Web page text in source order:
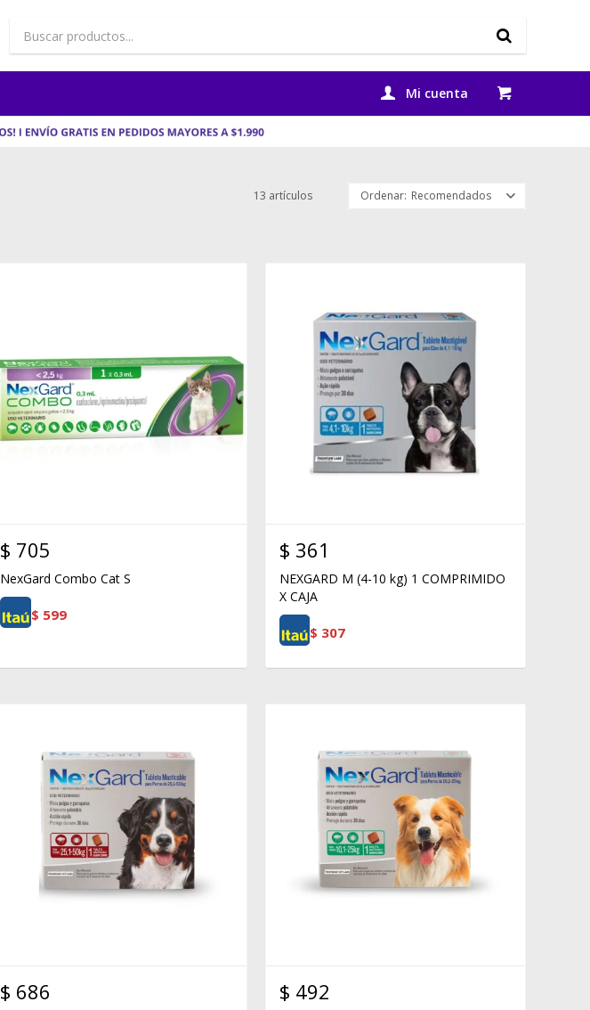
13 artículos Recomendados
$ 705
NexGard Combo Cat S
$ 599
$ 361
NEXGARD M (4-10 kg) 1 COMPRIMIDO
X CAJA
$ 307
$ 686 $ 492